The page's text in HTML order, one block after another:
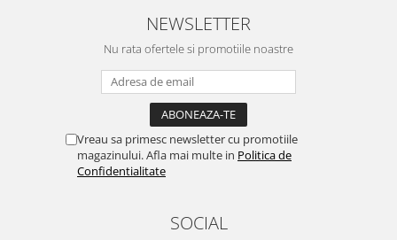
NEWSLETTER
Nu rata ofertele si promotiile noastre
Vreau sa primesc newsletter cu promotiile
magazinului. Afla mai multe in Politica de
Confidentialitate
SOCIAL